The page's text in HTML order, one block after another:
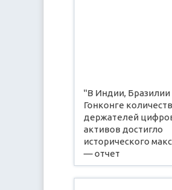
"В Индии, Бразилии
Гонконге
держателей
активов достигло
исторического
— отчет